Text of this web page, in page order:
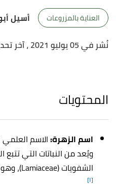
العناية بالمزروعات
أسيل
نُشر في 05 يوليو 2021
، آخر تحديث 20
المحتويات
اسم الزهرة:
ويُعد من النباتات التي
الشفويات (Lamiaceae)، وهو من أنواع الأعشاب العطرية.
[١]